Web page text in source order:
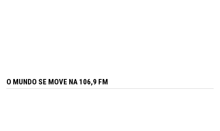
O MUNDO SE MOVE NA 106,9 FM